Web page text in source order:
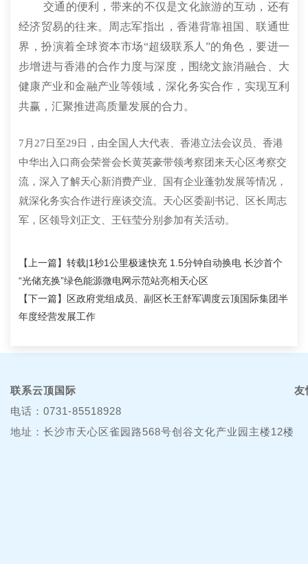
交通的便利，带来的不仅是文化旅游的互动，还有
经济贸易的往来。周志军指出，香港背靠祖国、联通世
界，扮演着全球资本市场“超级联系人”的角色，要进一
步增进与香港的合作力度与深度，围绕文旅消融合、大
健康产业和金融产业等领域，深化务实合作，实现互利
共赢，汇聚推进高质量发展的合力。
7月27日至29日，由全国人大代表、香港立法会议员、香港
中华出入口商会荣誉会长黄英豪带领考察团来天心区考察交
流，深入了解天心新消费产业、国有企业蓬勃发展等情况，
就深化务实合作进行座谈交流。天心区委副书记、区长周志
军，区领导刘正文、王钰莹分别参加有关活动。
【上一篇】 转载|1秒1公里极速快充 1.5分钟自动换电 长沙首个
“光储充换”绿色能源微电网示范站亮相天心区
【下一篇】
区政府党组成员、副区长王舒军调度云顶国际集团半
年度经营发展工作
联系云顶国际
电话：0731-85518928
地址：长沙市天心区雀园路568号创谷文化产业园主楼12楼
友